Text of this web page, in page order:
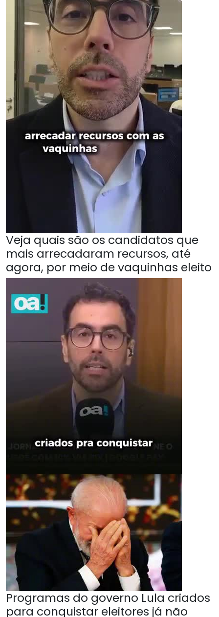
Veja quais são os candidatos que
mais arrecadaram recursos, até
agora, por meio de vaquinhas eleito
Programas do governo Lula criados
para conquistar eleitores já não